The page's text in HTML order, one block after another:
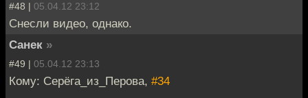
#48 | 05.04.12 23:12
Снесли видео, однако.
Санек »
#49 | 05.04.12 23:13
Кому: Серёга_из_Перова, #34